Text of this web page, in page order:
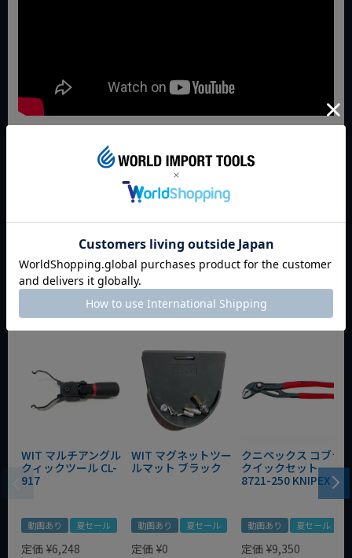
おすすめ商品
WIT マルチアングル
クィックツール CL-
917
動画あり 夏セール
定価 ¥6,248
WIT マグネットツー
ルマット ブラック
動画あり 夏セール
定価 ¥0
クニペックス コブラ
クイックセット
8721-250 KNIPEX
動画あり 夏セール
定価 ¥9,350